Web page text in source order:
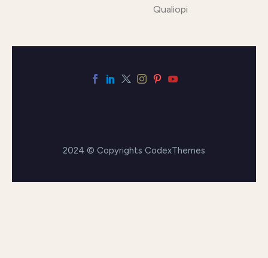
Qualiopi
2024 © Copyrights CodexThemes